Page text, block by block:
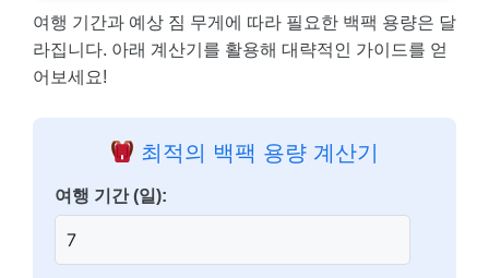
여행 기간과 예상 짐 무게에 따라 필요한 백팩 용량은 달
라집니다. 아래 계산기를 활용해 대략적인 가이드를 얻
어보세요!
최적의 백팩 용량 계산기
여행 기간 (일):